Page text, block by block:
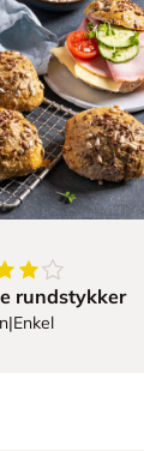
rundstykker
|Enkel